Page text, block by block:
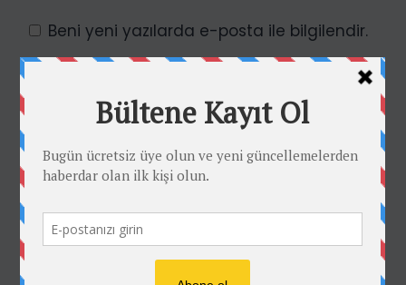
Beni yeni yazılarda e-posta ile bilgilendir.
Kullanım Şartları